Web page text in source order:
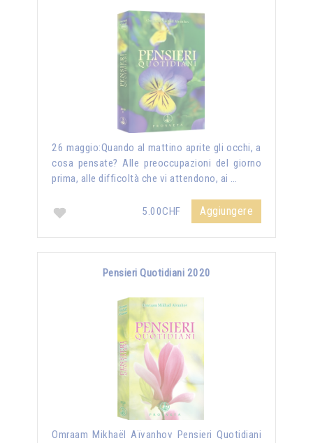
26 maggio:Quando al mattino aprite gli occhi, a
cosa pensate? Alle preoccupazioni del giorno
prima, alle difficoltà che vi attendono, ai …
5.00CHF Aggiungere
Pensieri Quotidiani 2020
Omraam Mikhaël Aïvanhov Pensieri Quotidiani